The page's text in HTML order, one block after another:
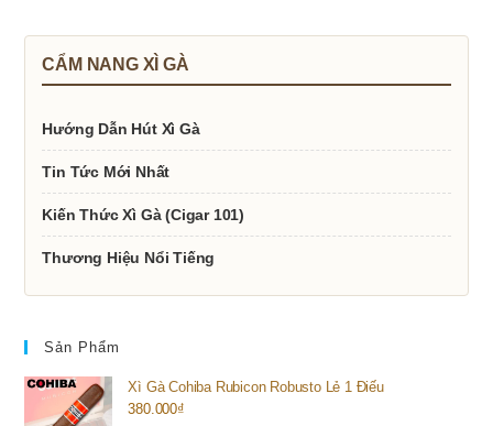
CẨM NANG XÌ GÀ
Hướng Dẫn Hút Xì Gà
Tin Tức Mới Nhất
Kiến Thức Xì Gà (Cigar 101)
Thương Hiệu Nổi Tiếng
Sản Phẩm
Xì Gà Cohiba Rubicon Robusto Lẻ 1 Điếu
380.000₫